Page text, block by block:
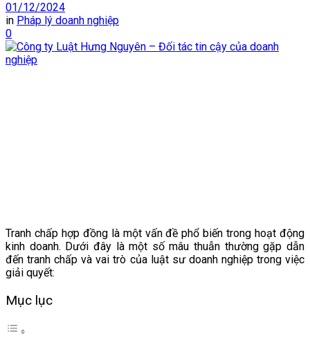
01/12/2024
in Pháp lý doanh nghiệp
0
Tranh chấp hợp đồng là một vấn đề phổ biến trong hoạt động
kinh doanh. Dưới đây là một số mâu thuẫn thường gặp dẫn
đến tranh chấp và vai trò của luật sư doanh nghiệp trong việc
giải quyết:
Mục lục